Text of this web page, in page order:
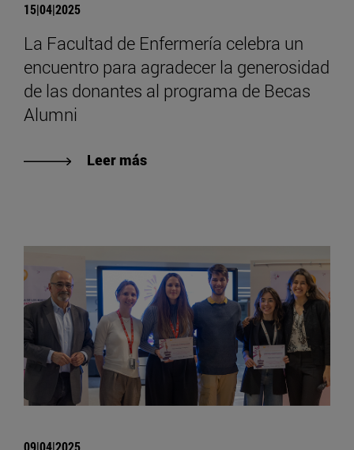
15|04|2025
La Facultad de Enfermería celebra un
encuentro para agradecer la generosidad
de las donantes al programa de Becas
Alumni
Leer más
09|04|2025